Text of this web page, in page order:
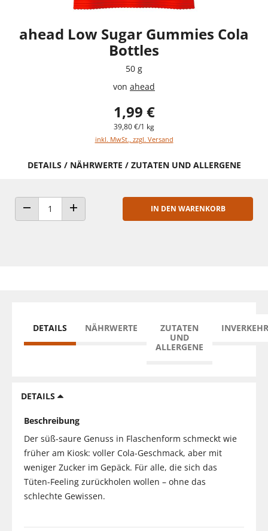
ahead Low Sugar Gummies Cola
Bottles
50 g
von ahead
1,99 €
39,80 €/1 kg
inkl. MwSt., zzgl. Versand
DETAILS / NÄHRWERTE / ZUTATEN UND ALLERGENE
ANZAHL VERRINGERNANZAHL ERHÖHEN
IN DEN WARENKORB
DETAILS NÄHRWERTE
ZUTATEN
UND
ALLERGENE
DETAILS
Beschreibung
Der süß-saure Genuss in Flaschenform schmeckt wie
früher am Kiosk: voller Cola-Geschmack, aber mit
weniger Zucker im Gepäck. Für alle, die sich das
Tüten-Feeling zurückholen wollen – ohne das
schlechte Gewissen.